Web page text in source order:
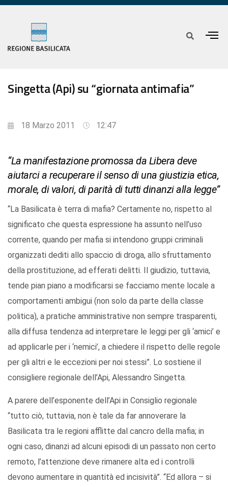
Singetta (Api) su “giornata antimafia”
18 Marzo 2011 12:47
“La manifestazione promossa da Libera deve
aiutarci a recuperare il senso di una giustizia etica,
morale, di valori, di parità di tutti dinanzi alla legge”
“La Basilicata è terra di mafia? Certamente no, rispetto al
significato che questa espressione ha assunto nell’uso
corrente, quando per mafia si intendono gruppi criminali
organizzati dediti allo spaccio di droga, allo sfruttamento
della prostituzione, ad efferati delitti. Il giudizio, tuttavia,
tende pian piano a modificarsi se facciamo mente locale a
comportamenti ambigui (non solo da parte della classe
politica), a pratiche amministrative non sempre trasparenti,
alla diffusa tendenza ad interpretare le leggi per gli ‘amici’ e
ad applicarle per i ‘nemici’, a chiedere il rispetto delle regole
per gli altri e le eccezioni per noi stessi”. Lo sostiene il
consigliere regionale dell’Api, Alessandro Singetta.
A parere dell’esponente dell’Api in Consiglio regionale
“tutto ciò, tuttavia, non è tale da far annoverare la
Basilicata tra le regioni afflitte dal cancro della mafia; in
ogni caso, dinanzi ad alcuni episodi di un passato non certo
remoto, l’attenzione deve rimanere alta ed i controlli
devono aumentare in quantità ed incisività”. “Ed allora – si